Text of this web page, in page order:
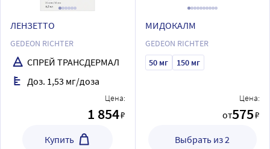
ЛЕНЗЕТТО
GEDEON RICHTER
СПРЕЙ ТРАНСДЕРМАЛ
Доз. 1,53 мг/доза
Цена:
1 854₽
Купить
МИДОКАЛМ
GEDEON RICHTER
50 мг
150 мг
Цена:
от575₽
Выбрать из 2